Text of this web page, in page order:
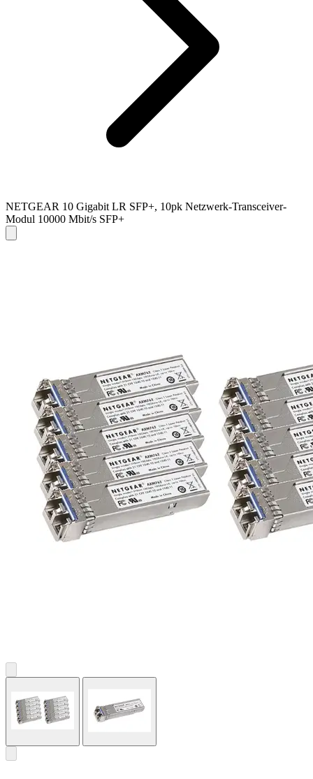
NETGEAR 10 Gigabit LR SFP+, 10pk Netzwerk-Transceiver-
Modul 10000 Mbit/s SFP+